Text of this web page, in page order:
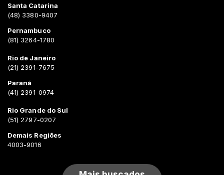
Santa Catarina
(48) 3380-9407
Pernambuco
(81) 3264-1780
Rio de Janeiro
(21) 2391-7675
Paraná
(41) 2391-0974
Rio Grande do Sul
(51) 2797-0207
Demais Regiões
4003-9016